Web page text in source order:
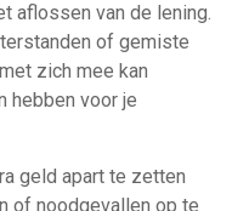
aflossen van de lening.
of gemiste
zich mee kan
hebben voor je
geld apart te zetten
of noodgevallen op te